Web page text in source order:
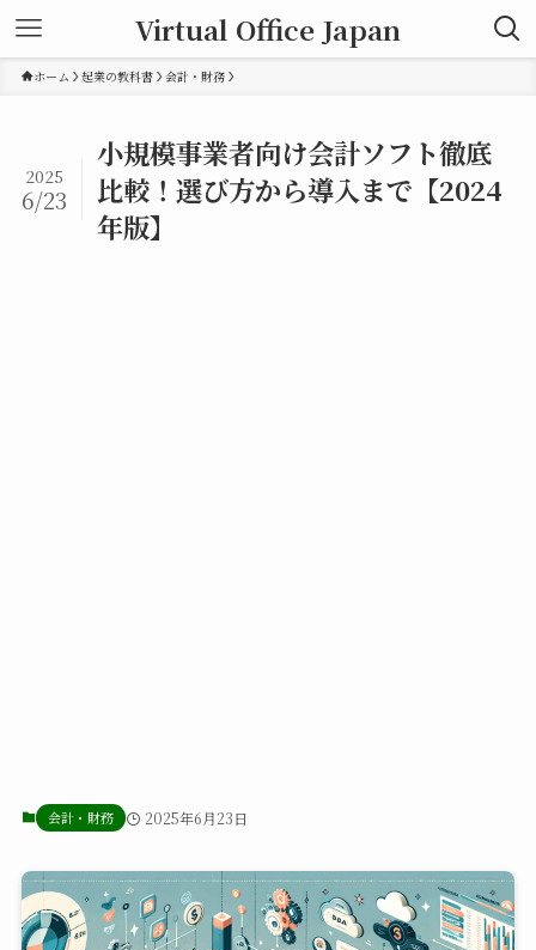
Virtual Office Japan
ホーム 起業の教科書 会計・財務
小規模事業者向け会計ソフト徹底
比較！選び方から導入まで【2024
年版】
2025
6/23
会計・財務 2025年6月23日